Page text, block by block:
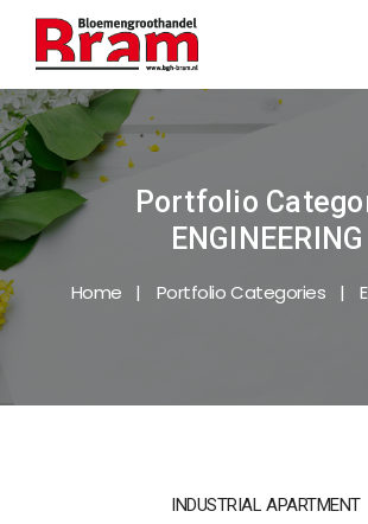
Portfolio
ENGINEERING
Home Portfolio Categories
INDUSTRIAL APARTMENT